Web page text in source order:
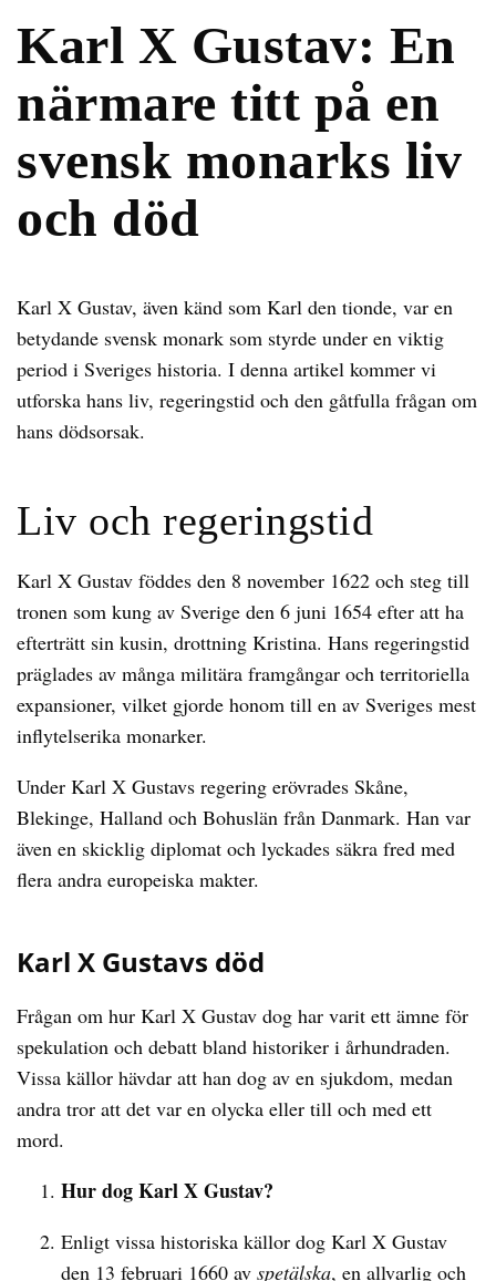
Karl X Gustav: En
närmare titt på en
svensk monarks liv
och död
Karl X Gustav, även känd som Karl den tionde, var en
betydande svensk monark som styrde under en viktig
period i Sveriges historia. I denna artikel kommer vi
utforska hans liv, regeringstid och den gåtfulla frågan om
hans dödsorsak.
Liv och regeringstid
Karl X Gustav föddes den 8 november 1622 och steg till
tronen som kung av Sverige den 6 juni 1654 efter att ha
efterträtt sin kusin, drottning Kristina. Hans regeringstid
präglades av många militära framgångar och territoriella
expansioner, vilket gjorde honom till en av Sveriges mest
inflytelserika monarker.
Under Karl X Gustavs regering erövrades Skåne,
Blekinge, Halland och Bohuslän från Danmark. Han var
även en skicklig diplomat och lyckades säkra fred med
flera andra europeiska makter.
Karl X Gustavs död
Frågan om hur Karl X Gustav dog har varit ett ämne för
spekulation och debatt bland historiker i århundraden.
Vissa källor hävdar att han dog av en sjukdom, medan
andra tror att det var en olycka eller till och med ett
mord.
Hur dog Karl X Gustav?
Enligt vissa historiska källor dog Karl X Gustav
den 13 februari 1660 av spetälska, en allvarlig och